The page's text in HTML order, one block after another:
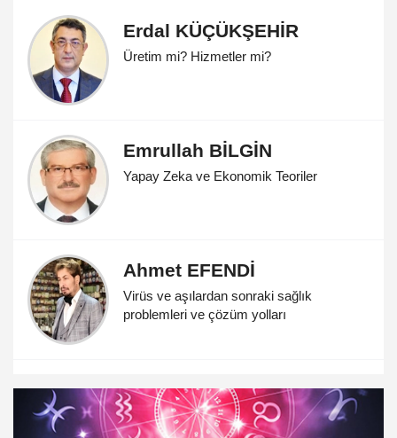
Erdal KÜÇÜKŞEHİR
Üretim mi? Hizmetler mi?
Emrullah BİLGİN
Yapay Zeka ve Ekonomik Teoriler
Ahmet EFENDİ
Virüs ve aşılardan sonraki sağlık
problemleri ve çözüm yolları